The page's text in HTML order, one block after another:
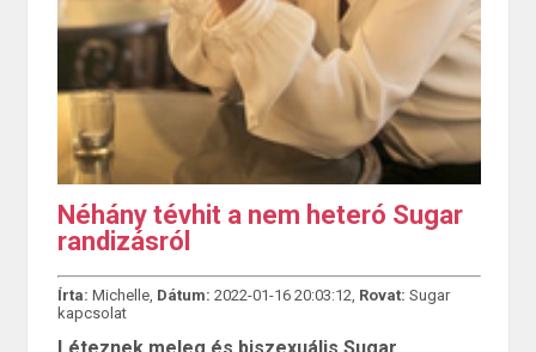
Néhány tévhit a nem heteró Sugar
randizásról
Írta: Michelle, Dátum: 2022-01-16 20:03:12, Rovat: Sugar
kapcsolat